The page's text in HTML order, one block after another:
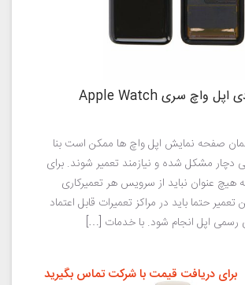
تاچ ال سی دی اپل واچ سری Apple Watch
صفحه نمایش اپل واچ ها ممکن است بنا
دچار مشکل شده و نیازمند تعمیر شوند. برای
هیچ عنوان نباید از سرویس هر تعمیرکاری
تعمیر حتما باید در مراکز تعمیرات قابل اعتماد
رسمی اپل انجام شود. با خدمات […]
برای دریافت قیمت با شرکت تماس بگیرید